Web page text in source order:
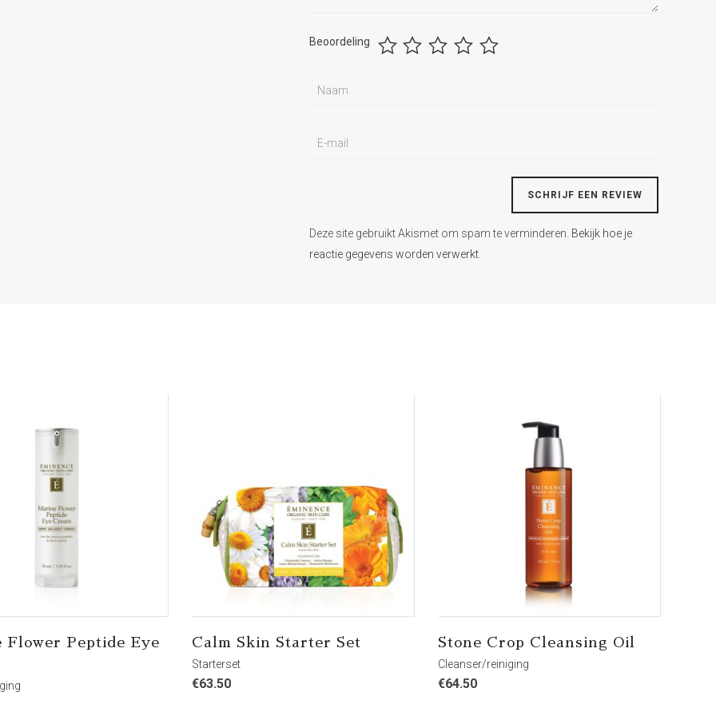
Beoordeling
Deze site gebruikt Akismet om spam te verminderen. Bekijk hoe je
reactie gegevens worden verwerkt.
Flower Peptide Eye
Calm Skin Starter Set
Starterset
€63.50
Stone Crop Cleansing Oil
Cleanser/reiniging
€64.50